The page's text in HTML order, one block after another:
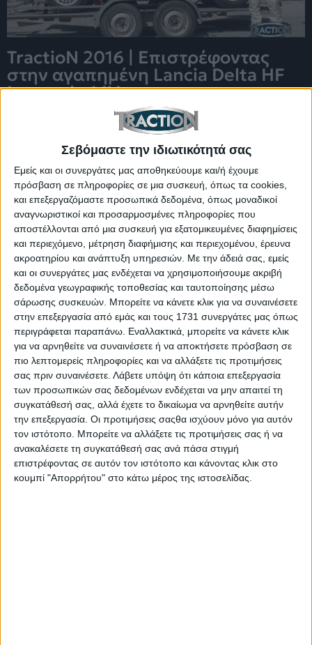
Σεβόμαστε την ιδιωτικότητά σας
Εμείς και οι συνεργάτες μας αποθηκεύουμε και/ή έχουμε
πρόσβαση σε πληροφορίες σε μια συσκευή, όπως τα cookies,
και επεξεργαζόμαστε προσωπικά δεδομένα, όπως μοναδικοί
αναγνωριστικοί και προσαρμοσμένες πληροφορίες που
αποστέλλονται από μια συσκευή για εξατομικευμένες διαφημίσεις
και περιεχόμενο, μέτρηση διαφήμισης και περιεχομένου, έρευνα
ακροατηρίου και ανάπτυξη υπηρεσιών. Με την άδειά σας, εμείς
και οι συνεργάτες μας ενδέχεται να χρησιμοποιήσουμε ακριβή
δεδομένα γεωγραφικής τοποθεσίας και ταυτοποίησης μέσω
σάρωσης συσκευών. Μπορείτε να κάνετε κλικ για να συναινέσετε
στην επεξεργασία από εμάς και τους 1731 συνεργάτες μας όπως
περιγράφεται παραπάνω. Εναλλακτικά, μπορείτε να κάνετε κλικ
για να αρνηθείτε να συναινέσετε ή να αποκτήσετε πρόσβαση σε
πιο λεπτομερείς πληροφορίες και να αλλάξετε τις προτιμήσεις
σας πριν συναινέσετε. Λάβετε υπόψη ότι κάποια επεξεργασία
των προσωπικών σας δεδομένων ενδέχεται να μην απαιτεί τη
συγκατάθεσή σας, αλλά έχετε το δικαίωμα να αρνηθείτε αυτήν
την επεξεργασία. Οι προτιμήσεις σαςθα ισχύουν μόνο για αυτόν
τον ιστότοπο. Μπορείτε να αλλάξετε τις προτιμήσεις σας ή να
ανακαλέσετε τη συγκατάθεσή σας ανά πάσα στιγμή
επιστρέφοντας σε αυτόν τον ιστότοπο και κάνοντας κλικ στο
κουμπί "Απορρήτου" στο κάτω μέρος της ιστοσελίδας.
TractioN 2016 | Επιστρέφοντας
στην αγαπημένη Lancia Delta HF
Integrale 16V
TractioN 2018 | Toyota Aygo